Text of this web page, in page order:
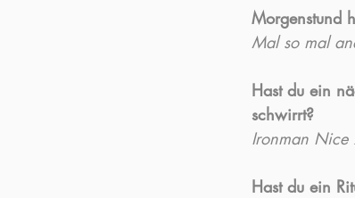
Morgenstund
Mal so mal
Hast du ein
schwirrt?
Ironman Nice
Hast du ein